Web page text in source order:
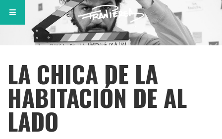
LA CHICA DE LA
HABITACIÓN DE AL
LADO